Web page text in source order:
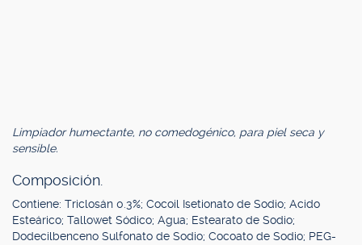
Limpiador humectante, no comedogénico, para piel seca y
sensible.
Composición.
Contiene: Triclosán 0.3%; Cocoil Isetionato de Sodio; Acido
Esteárico; Tallowet Sódico; Agua; Estearato de Sodio;
Dodecilbenceno Sulfonato de Sodio; Cocoato de Sodio; PEG-